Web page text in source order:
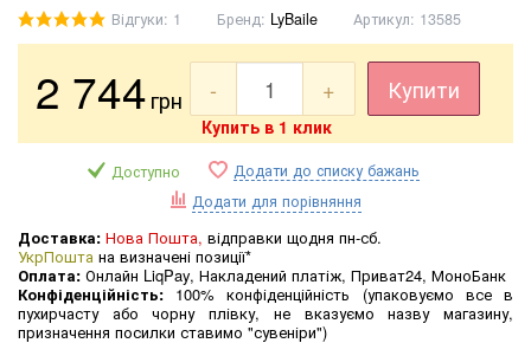
Відгуки: 1 Бренд: LyBaile Артикул: 13585
2 744грн - + Купити
Купить в 1 клик
Доступно
Додати до списку бажань
Додати для порівняння
Доставка: Нова Пошта, відправки щодня пн-сб.
УкрПошта на визначені позиції*
Оплата: Онлайн LiqPay, Накладений платіж, Приват24, МоноБанк
Конфіденційність: 100% конфіденційність (упаковуємо все в
пухирчасту або чорну плівку, не вказуємо назву магазину,
призначення посилки ставимо "сувеніри")